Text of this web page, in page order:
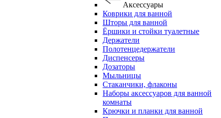
Аксессуары
Коврики для ванной
Шторы для ванной
Ёршики и стойки туалетные
Держатели
Полотенцедержатели
Диспенсеры
Дозаторы
Мыльницы
Стаканчики, флаконы
Наборы аксессуаров для ванной
комнаты
Крючки и планки для ванной